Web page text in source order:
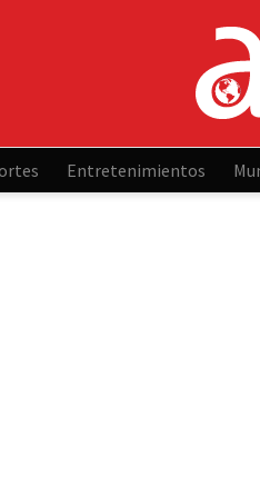
Entretenimientos